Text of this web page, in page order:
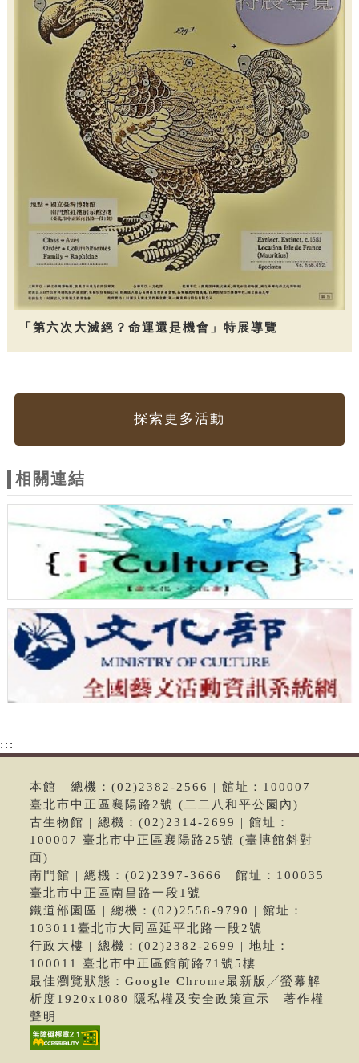
「第六次大滅絕？命運還是機會」特展導覽
探索更多活動
相關連結
:::
本館 | 總機：(02)2382-2566 | 館址：100007
臺北市中正區襄陽路2號 (二二八和平公園內)
古生物館 | 總機：(02)2314-2699 | 館址：
100007 臺北市中正區襄陽路25號 (臺博館斜對
面)
南門館 | 總機：(02)2397-3666 | 館址：100035
臺北市中正區南昌路一段1號
鐵道部園區 | 總機：(02)2558-9790 | 館址：
103011臺北市大同區延平北路一段2號
行政大樓 | 總機：(02)2382-2699 | 地址：
100011 臺北市中正區館前路71號5樓
最佳瀏覽狀態：Google Chrome最新版╱螢幕解
析度1920x1080 隱私權及安全政策宣示 | 著作權
聲明